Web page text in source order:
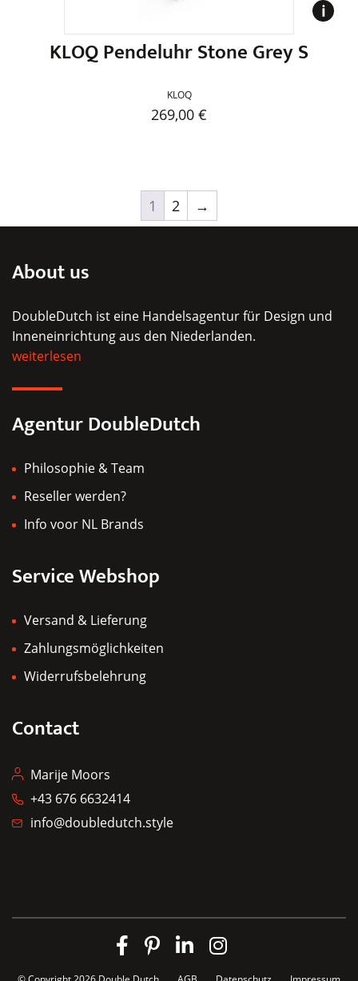
werden
KLOQ Pendeluhr Stone Grey S
KLOQ
269,00 €
mehrere
Varianten
auf
der
1 2 →
About us
DoubleDutch ist eine Handelsagentur für Design und
Inneneinrichtung aus den Niederlanden.
weiterlesen
Agentur DoubleDutch
Philosophie & Team
Reseller werden?
Info voor NL Brands
Service Webshop
Versand & Lieferung
Zahlungsmöglichkeiten
Widerrufsbelehrung
Contact
Marije Moors
+43 676 6632414
info@doubledutch.style